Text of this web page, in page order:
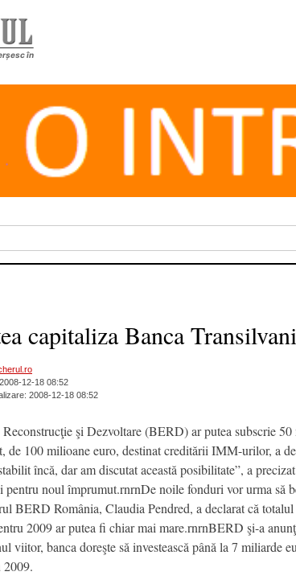
în
capitaliza Banca
12-18 08:52
2008-12-18 08:52
şi Dezvoltare (BERD) ar putea subscrie
de 100 milioane euro, destinat creditării IMM-urilor, a
încă, dar am discutat această posibilitate”, a
pentru noul împrumut.rnrnDe noile fonduri vor urma
BERD România, Claudia Pendred, a declarat că
2009 ar putea fi chiar mai mare.rnrnBERD şi-a
viitor, banca doreşte să investească până la 7 miliarde
2009.